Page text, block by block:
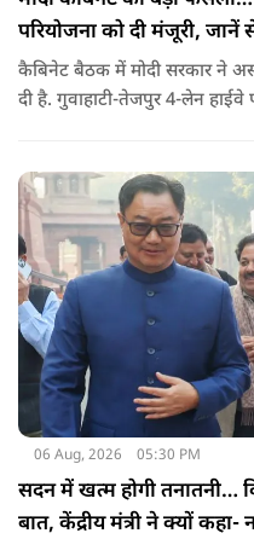
परियोजना को दी मंजूरी,
कैबिनेट बैठक में मोदी सरकार ने
दी है. गुवाहाटी-तेजपुर 4-लेन हाईवे
06 Aug, 2026 05:30 PM
सदन में खत्म होगी तनातनी…
बात, केंद्रीय मंत्री ने क्यों